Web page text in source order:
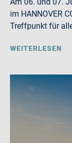
im HANNOVER
Treffpunkt für
WEITERLESEN